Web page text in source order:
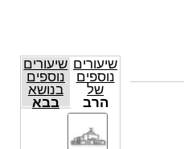
שיעורים
נוספים
של
הרב
זלמן
נחמיה
גולדברג
שיעורים
נוספים
בנושא
בבא